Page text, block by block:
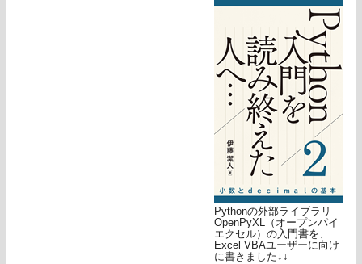
Pythonの外部ライブラリ
OpenPyXL（オープンパイ
エクセル）の入門書を、
Excel VBAユーザーに向け
に書きました↓↓